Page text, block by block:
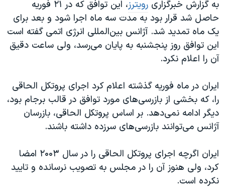
اعتراضات مردمی آبان ۹۸
اسرائیل در جنگ
نرگس محمدی برنده جایزه نوبل صلح
همایش محافظه‌کاران آمریکا «سی‌پک»
سفر پرزیدنت ترامپ به چین
به گزارش خبرگزاری رویترز
،‌ این توافق که در ۲۱ فوریه
حاصل شد قرار بود به مدت سه ماه اجرا شود و بعد برای
یک ماه تمدید شد. آژانس بین‌المللی انرژی اتمی گفته است
این توافق روز پنجشنبه به پایان می‌رسد، ولی ساعت دقیق
آن را اعلام نکرد.
ایران در ماه فوریه گذشته اعلام کرد اجرای پروتکل الحاقی
را، که بخشی از بازرسی‌های مورد توافق در قالب برجام بود،
دیگر ادامه نمی‌دهد. بر اساس پروتکل الحاقی، بازرسان
آژانس می‌توانند بازرسی‌های سرزده داشته باشند.
ایران اگرچه اجرای پروتکل الحاقی را در سال ۲۰۰۳ امضا
کرد، ولی هنوز آن را در مجلس به تصویب نرسانده و تایید
نکرده است.